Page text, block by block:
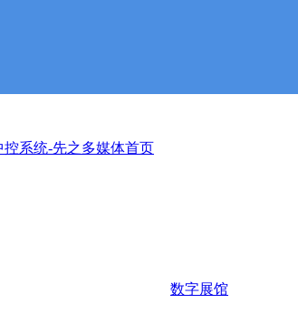
控系统-先之多媒体首页
数字展馆